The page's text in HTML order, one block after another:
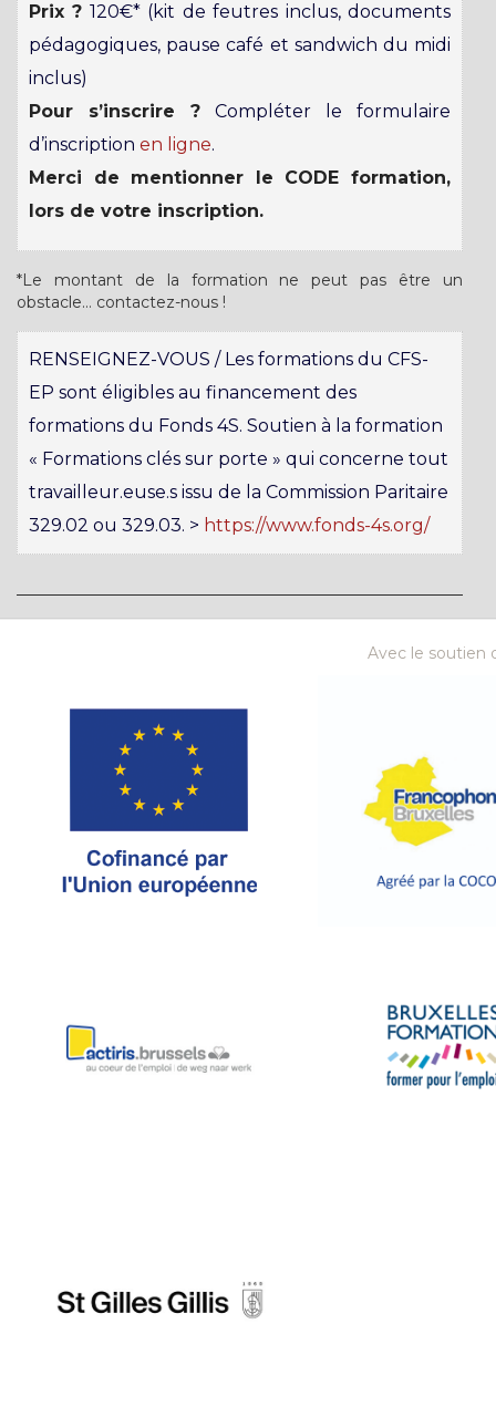
Prix ? 120€* (kit de feutres inclus, documents
pédagogiques, pause café et sandwich du midi
inclus)
Pour s’inscrire ? Compléter le formulaire
d’inscription en ligne.
Merci de mentionner le CODE formation,
lors de votre inscription.
*Le montant de la formation ne peut pas être un
obstacle… contactez-nous !
RENSEIGNEZ-VOUS / Les formations du CFS-
EP sont éligibles au financement des
formations du Fonds 4S. Soutien à la formation
« Formations clés sur porte » qui concerne tout
travailleur.euse.s issu de la Commission Paritaire
329.02 ou 329.03. > https://www.fonds-4s.org/
Avec le soutien